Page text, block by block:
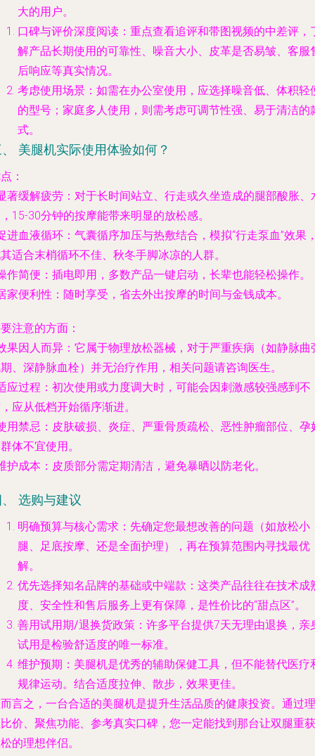
大的用户。
口碑与评价深度阅读 ：重点查看追评和带图视频的中差评 ，
解产品长期使用的可靠性、噪音大小、皮革是否易皱、客服
后响应等真实情况。
考虑使用场景 ：如需在办公室使用，应选择噪音低、体积轻
的型号；家庭多人使用，则需考虑可调节性强、易于清洁的
式。
美腿机实际使用体验如何？
：
著缓解疲劳 ：对于长时间站立、行走或久坐造成的腿部酸胀、
15-30分钟的按摩能带来明显的放松感。
进血液循环 ：气囊循序加压与热敷结合，模拟“行走泵血”效果
适合末梢循环不佳、秋冬手脚冰凉的人群。
作简便 ：插电即用，多数产品一键启动，长辈也能轻松操作。
家便利性 ：随时享受，省去外出按摩的时间与金钱成本。
注意的方面 ：
果因人而异 ：它属于物理放松器械，对于严重疾病（如静脉曲
、深静脉血栓）并无治疗作用，相关问题请咨询医生。
应过程 ：初次使用或力度调大时，可能会因刺激感较强感到不
应从低档开始循序渐进。
用禁忌 ：皮肤破损、炎症、严重骨质疏松、恶性肿瘤部位、孕
体不宜使用。
护成本 ：皮质部分需定期清洁，避免暴晒以防老化。
选购与建议
明确预算与核心需求 ：先确定您最想改善的问题（如放松小
腿、足底按摩、还是全面护理），再在预算范围内寻找最优
解。
优先选择知名品牌的基础或中端款 ：这类产品往往在技术成
度、安全性和售后服务上更有保障，是性价比的“甜点区”。
善用试用期/退换货政策 ：许多平台提供7天无理由退换，亲
试用是检验舒适度的唯一标准。
维护预期 ：美腿机是优秀的辅助保健工具，但不能替代医疗
规律运动。结合适度拉伸、散步，效果更佳。
言之，一台合适的美腿机是提升生活品质的健康投资。通过理
价、聚焦功能、参考真实口碑，您一定能找到那台让双腿重获
的理想伴侣。